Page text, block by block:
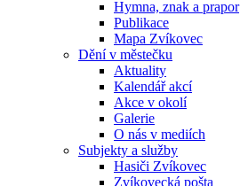
Hymna, znak a prapor
Publikace
Mapa Zvíkovec
Dění v městečku
Aktuality
Kalendář akcí
Akce v okolí
Galerie
O nás v mediích
Subjekty a služby
Hasiči Zvíkovec
Zvíkovecká pošta